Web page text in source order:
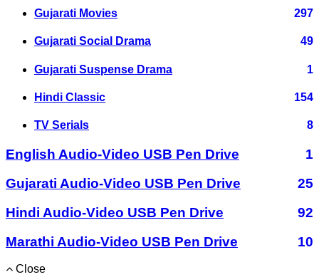
Gujarati Movies 297
Gujarati Social Drama 49
Gujarati Suspense Drama 1
Hindi Classic 154
TV Serials 8
English Audio-Video USB Pen Drive
1
Gujarati Audio-Video USB Pen Drive
25
Hindi Audio-Video USB Pen Drive
92
Marathi Audio-Video USB Pen Drive
10
Close